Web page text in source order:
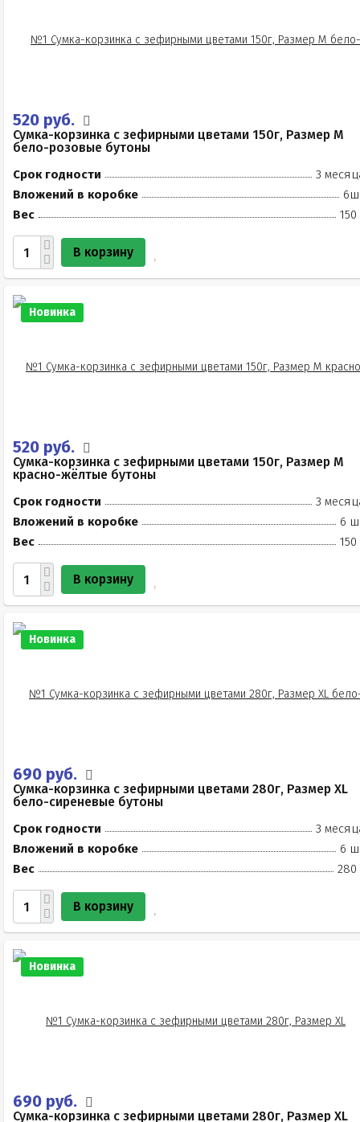
520 руб.
Сумка-корзинка с зефирными цветами 150г, Размер М
бело-розовые бутоны
Срок годности
3
Вложений в коробке
Вес
150
В корзину
Новинка
520 руб.
Сумка-корзинка с зефирными цветами 150г, Размер М
красно-жёлтые бутоны
Срок годности
3
Вложений в коробке
6
Вес
150
В корзину
Новинка
690 руб.
Сумка-корзинка с зефирными цветами 280г, Размер XL
бело-сиреневые бутоны
Срок годности
3
Вложений в коробке
6
Вес
280
В корзину
Новинка
690 руб.
Сумка-корзинка с зефирными цветами 280г, Размер XL